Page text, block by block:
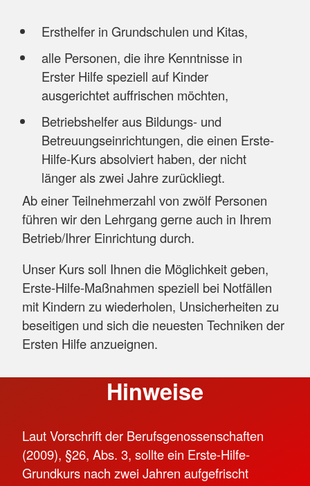
Ersthelfer in Grundschulen und Kitas,
alle Personen, die ihre Kenntnisse in
Erster Hilfe speziell auf Kinder
ausgerichtet auffrischen möchten,
Betriebshelfer aus Bildungs- und
Betreuungseinrichtungen, die einen Erste-
Hilfe-Kurs absolviert haben, der nicht
länger als zwei Jahre zurückliegt.
Ab einer Teilnehmerzahl von zwölf Personen
führen wir den Lehrgang gerne auch in Ihrem
Betrieb/Ihrer Einrichtung durch.
Unser Kurs soll Ihnen die Möglichkeit geben,
Erste-Hilfe-Maßnahmen speziell bei Notfällen
mit Kindern zu wiederholen, Unsicherheiten zu
beseitigen und sich die neuesten Techniken der
Ersten Hilfe anzueignen.
Hinweise
Laut Vorschrift der Berufsgenossenschaften
(2009), §26, Abs. 3, sollte ein Erste-Hilfe-
Grundkurs nach zwei Jahren aufgefrischt